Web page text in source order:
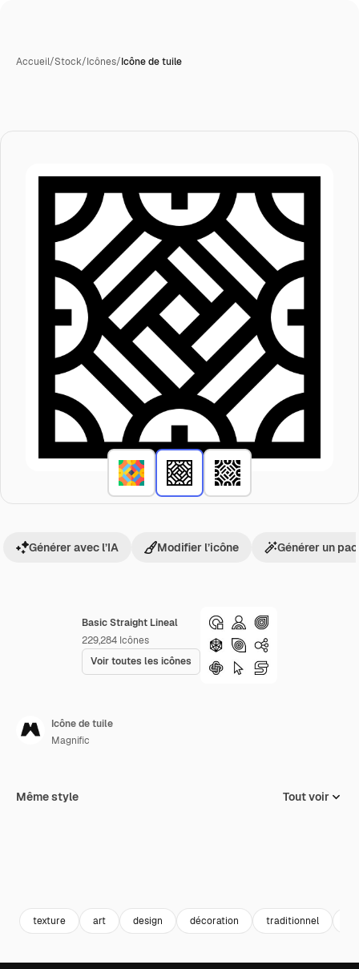
Accueil/Stock/Icônes/Icône de tuile
Basic Straight Lineal
229,284 Icônes
Voir toutes les icônes
Générer avec l’IA Modifier l’icône Générer un
Icône de tuile
Magnific
Même style Tout voir
texture art design décoration traditionnel